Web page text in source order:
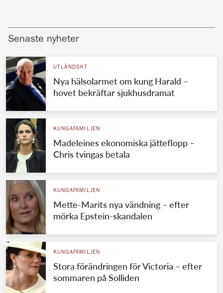
Senaste nyheter
UTLÄNDSKT
Nya hälsolarmet om kung Harald –
hovet bekräftar sjukhusdramat
KUNGAFAMILJEN
Madeleines ekonomiska jätteflopp –
Chris tvingas betala
KUNGAFAMILJEN
Mette-Marits nya vändning – efter
mörka Epstein-skandalen
KUNGAFAMILJEN
Stora förändringen för Victoria – efter
sommaren på Solliden